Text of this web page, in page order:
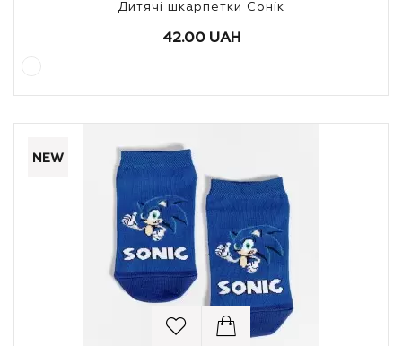
Дитячі шкарпетки Сонік
42.00 UAH
NEW